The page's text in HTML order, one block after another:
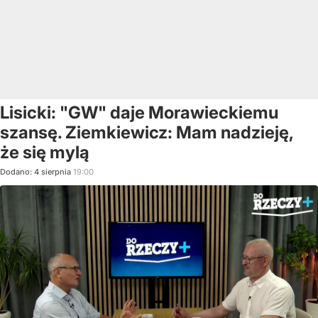
Lisicki: "GW" daje Morawieckiemu
szansę. Ziemkiewicz: Mam nadzieję,
że się mylą
Dodano: 4 sierpnia 19:00